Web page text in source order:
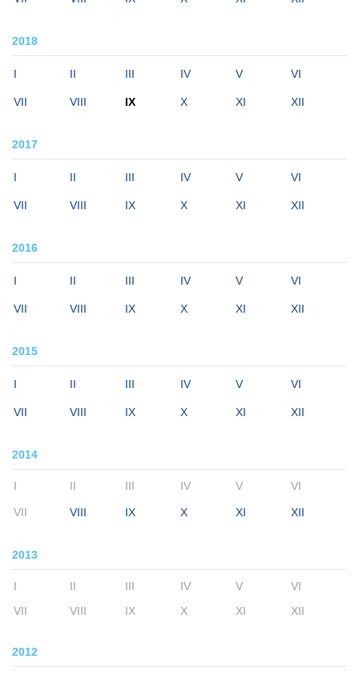
2018
I II III IV V VI
VII VIII IX X XI XII
2017
I II III IV V VI
VII VIII IX X XI XII
2016
I II III IV V VI
VII VIII IX X XI XII
2015
I II III IV V VI
VII VIII IX X XI XII
2014
I II III IV V VI
VII VIII IX X XI XII
2013
I II III IV V
VI
VII
VIII IX X XI XII
2012